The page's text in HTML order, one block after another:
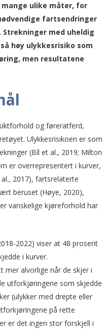
ulike måter, for
fartsendringer
med uheldig
høy ulykkesrisiko som
men resultatene
og føreratferd,
Ulykkesrisikoen er som
(Bíl et al., 2019; Milton
er overrepresentert i kurver,
2017), fartsrelaterte
beruset (Høye, 2020),
vanskelige kjøreforhold har
2022) viser at 48 prosent
i kurver.
mer alvorlige når de skjer i
utforkjøringene som skjedde
(ulykker med drepte eller
på rette
er det ingen stor forskjell i